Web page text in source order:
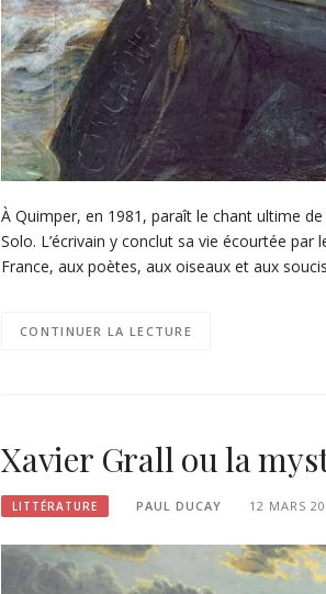
À Quimper, en 1981, paraît le chant ultime
Solo. L’écrivain y conclut sa vie écourtée par
France, aux poètes, aux oiseaux et aux
CONTINUER LA LECTURE
Xavier Grall ou la
LITTÉRATURE PAUL DUCAY 12 MARS